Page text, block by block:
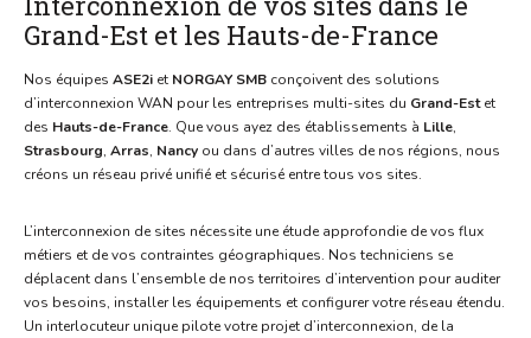
Grand-Est et les Hauts-de-France
Nos équipes ASE2i et NORGAY SMB conçoivent des solutions
d’interconnexion WAN pour les entreprises multi-sites du Grand-Estet
des Hauts-de-France. Que vous ayez des établissements à Lille,
Strasbourg, Arras, Nancy ou dans d’autres villes de nos régions, nous
créons un réseau privé unifié et sécurisé entre tous vos sites.
L’interconnexion de sites nécessite une étude approfondie de vos flux
métiers et de vos contraintes géographiques. Nos techniciens se
déplacent dans l’ensemble de nos territoires d’intervention pour auditer
vos besoins, installer les équipements et configurer votre réseau étendu.
Un interlocuteur unique pilote votre projet d’interconnexion, de la